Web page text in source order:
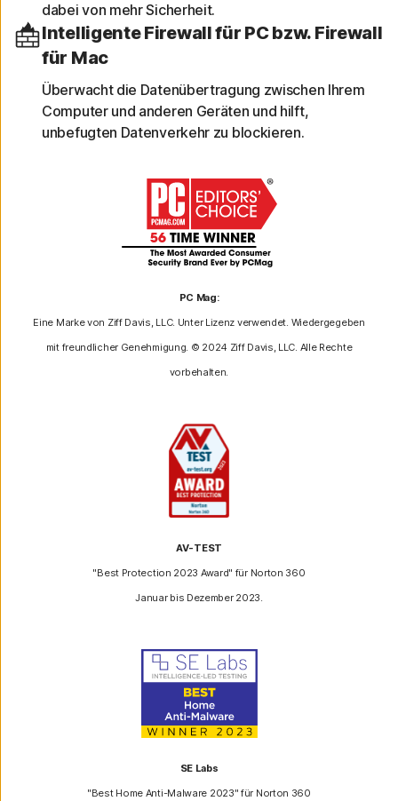
dabei von mehr Sicherheit.
Intelligente Firewall für PC bzw. Firewall
für Mac
Überwacht die Datenübertragung zwischen Ihrem
Computer und anderen Geräten und hilft,
unbefugten Datenverkehr zu blockieren.
PC Mag:
Eine Marke von Ziff Davis, LLC. Unter Lizenz verwendet. Wiedergegeben
mit freundlicher Genehmigung. © 2024 Ziff Davis, LLC. Alle Rechte
vorbehalten.
AV-TEST
"Best Protection 2023 Award" für Norton 360
Januar bis Dezember 2023.
SE Labs
"Best Home Anti-Malware 2023" für Norton 360